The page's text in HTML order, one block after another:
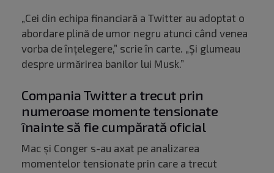
„Cei din echipa financiară a Twitter au adoptat o
abordare plină de umor negru atunci când venea
vorba de înțelegere,” scrie în carte. „Și glumeau
despre urmărirea banilor lui Musk.”
Compania Twitter a trecut prin
numeroase momente tensionate
înainte să fie cumpărată oficial
Mac și Conger s-au axat pe analizarea
momentelor tensionate prin care a trecut